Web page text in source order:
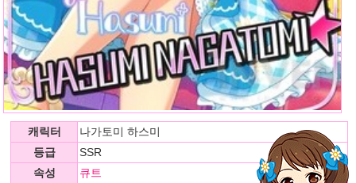
캐릭터
나가토미 하스미
등급
SSR
속성
큐트